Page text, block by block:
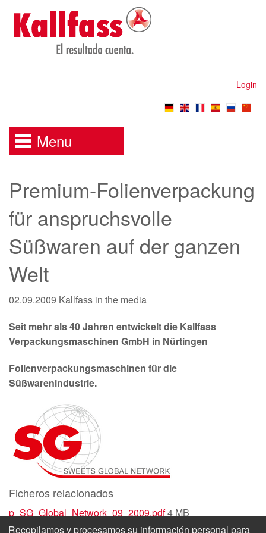
Login
Menu
Premium-Folienverpackung
für anspruchsvolle
Süßwaren auf der ganzen
Welt
02.09.2009 Kallfass in the media
Seit mehr als 40 Jahren entwickelt die Kallfass
Verpackungsmaschinen GmbH in Nürtingen
Folienverpackungsmaschinen für die
Süßwarenindustrie.
Ficheros relacionados
p_SG_Global_Network_09_2009.pdf4 MB
Recopilamos y procesamos su información personal para